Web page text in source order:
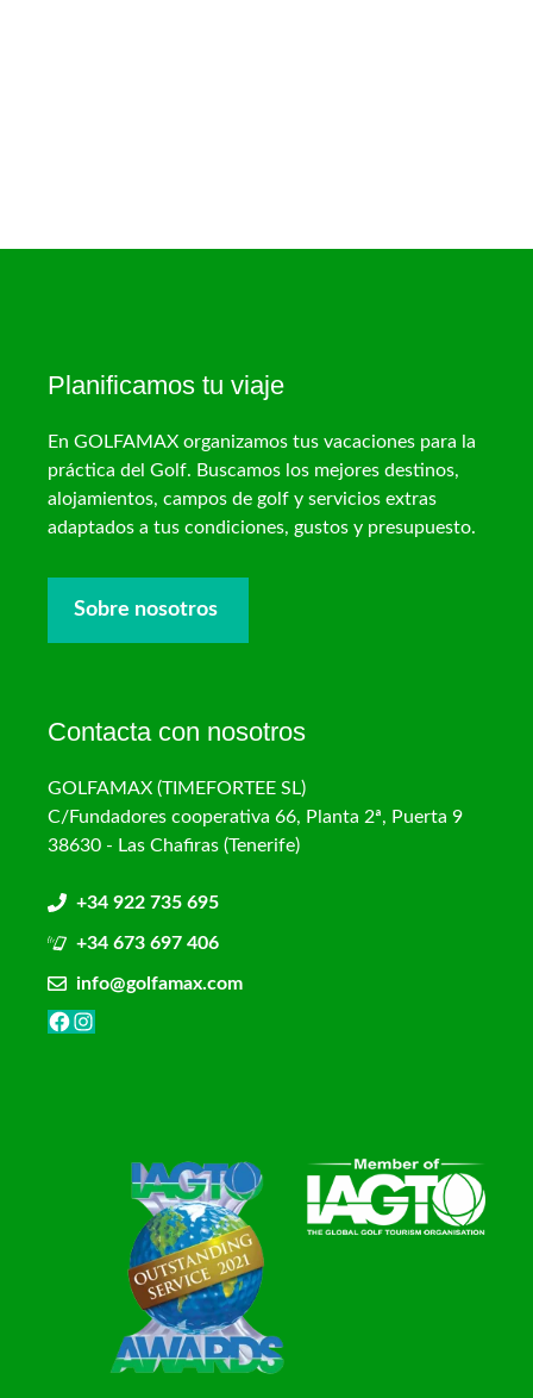
Planificamos tu viaje
En GOLFAMAX organizamos tus vacaciones para la
práctica del Golf. Buscamos los mejores destinos,
alojamientos, campos de golf y servicios extras
adaptados a tus condiciones, gustos y presupuesto.
Sobre nosotros
Contacta con nosotros
GOLFAMAX (TIMEFORTEE SL)
C/Fundadores cooperativa 66, Planta 2ª, Puerta 9
38630 - Las Chafiras (Tenerife)
+34 922 735 695
+34 673 697 406
info@golfamax.com
Facebook
Instagram